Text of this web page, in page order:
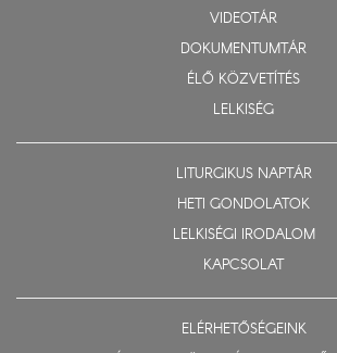
VIDEOTÁR
DOKUMENTUMTÁR
ÉLŐ KÖZVETÍTÉS
LELKISÉG
LITURGIKUS NAPTÁR
HETI GONDOLATOK
LELKISÉGI IRODALOM
KAPCSOLAT
ELÉRHETŐSÉGEINK